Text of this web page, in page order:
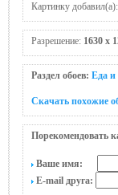
Картинку добавил(а):
Разрешение: 1630 x
Раздел обоев: Еда и
Скачать похожие
Порекомендовать
Ваше имя:
E-mail друга: